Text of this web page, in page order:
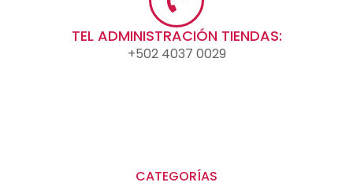
TEL ADMINISTRACIÓN TIENDAS:
+502 4037 0029
CATEGORÍAS